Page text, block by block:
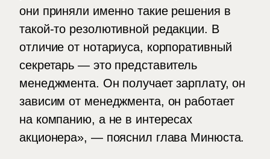
они приняли именно такие решения в
такой-то резолютивной редакции. В
отличие от нотариуса, корпоративный
секретарь — это представитель
менеджмента. Он получает зарплату, он
зависим от менеджмента, он работает
на компанию, а не в интересах
акционера», — пояснил глава Минюста.